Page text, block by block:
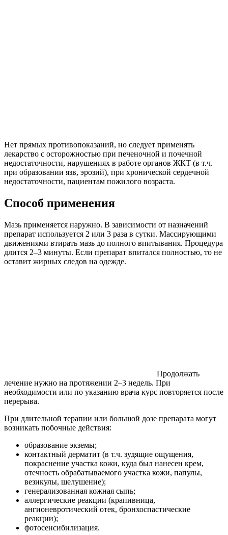
Нет прямых противопоказаний, но следует применять
лекарство с осторожностью при печеночной и почечной
недостаточности, нарушениях в работе органов ЖКТ (в т.ч.
при образовании язв, эрозий), при хронической сердечной
недостаточности, пациентам пожилого возраста.
Способ применения
Мазь применяется наружно. В зависимости от назначений
препарат используется 2 или 3 раза в сутки. Массирующими
движениями втирать мазь до полного впитывания. Процедура
длится 2–3 минуты. Если препарат впитался полностью, то не
оставит жирных следов на одежде.
Продолжать
лечение нужно на протяжении 2–3 недель. При
необходимости или по указанию врача курс повторяется после
перерыва.
При длительной терапии или большой дозе препарата могут
возникать побочные действия:
образование экземы;
контактный дерматит (в т.ч. зудящие ощущения,
покраснение участка кожи, куда был нанесен крем,
отечность обрабатываемого участка кожи, папулы,
везикулы, шелушение);
генерализованная кожная сыпь;
аллергические реакции (крапивни­ца,
ангионевротический отек, бронхоспастические
реакции);
фотосенсибилизация.